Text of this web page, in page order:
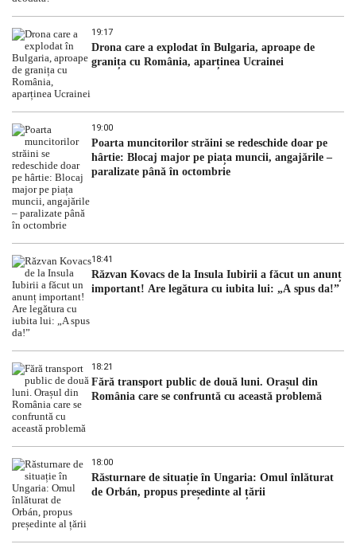
19:17
Drona care a explodat în Bulgaria, aproape de
granița cu România, aparținea Ucrainei
19:00
Poarta muncitorilor străini se redeschide doar pe
hârtie: Blocaj major pe piața muncii, angajările –
paralizate până în octombrie
18:41
Răzvan Kovacs de la Insula Iubirii a făcut un anunț
important! Are legătura cu iubita lui: „A spus da!”
18:21
Fără transport public de două luni. Orașul din
România care se confruntă cu această problemă
18:00
Răsturnare de situație în Ungaria: Omul înlăturat
de Orbán, propus președinte al țării